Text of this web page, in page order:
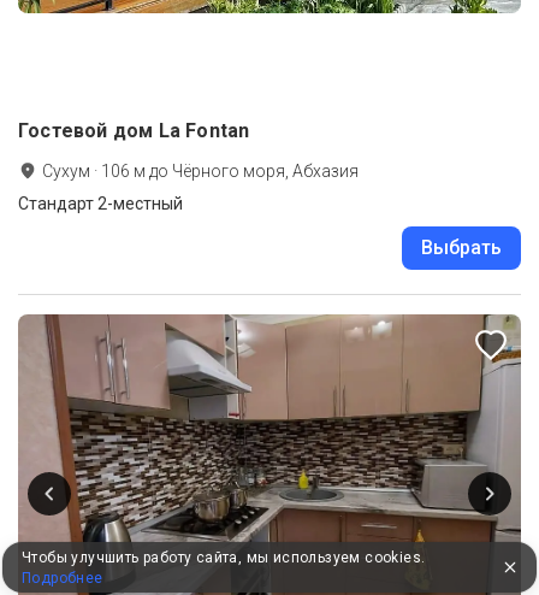
Гостевой дом La Fontan
Сухум · 106 м до Чёрного моря, Абхазия
Стандарт 2-местный
Выбрать
Чтобы улучшить работу сайта, мы используем cookies.
Подробнее